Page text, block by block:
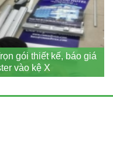
gói thiết kế, báo giá
vào kệ X